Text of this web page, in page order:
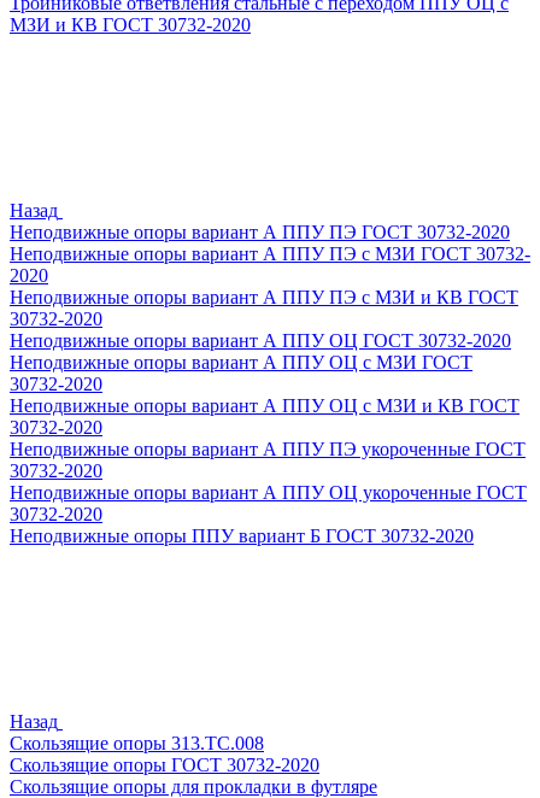
МЗИ и КВ ГОСТ 30732-2020
Назад
Неподвижные опоры вариант А ППУ ПЭ ГОСТ 30732-2020
Неподвижные опоры вариант А ППУ ПЭ с МЗИ ГОСТ 30732-
2020
Неподвижные опоры вариант А ППУ ПЭ с МЗИ и КВ ГОСТ
30732-2020
Неподвижные опоры вариант А ППУ ОЦ ГОСТ 30732-2020
Неподвижные опоры вариант А ППУ ОЦ с МЗИ ГОСТ
30732-2020
Неподвижные опоры вариант А ППУ ОЦ с МЗИ и КВ ГОСТ
30732-2020
Неподвижные опоры вариант А ППУ ПЭ укороченные ГОСТ
30732-2020
Неподвижные опоры вариант А ППУ ОЦ укороченные ГОСТ
30732-2020
Неподвижные опоры ППУ вариант Б ГОСТ 30732-2020
Назад
Скользящие опоры 313.ТС.008
Скользящие опоры ГОСТ 30732-2020
Скользящие опоры для прокладки в футляре